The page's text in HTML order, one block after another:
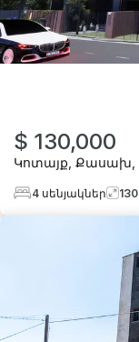
$ 130,000
Կոտայք Քասախ
4 սենյակներ 130